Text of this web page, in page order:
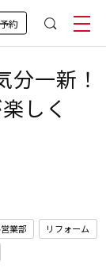
約
分一新！
しく
業部
リフォーム